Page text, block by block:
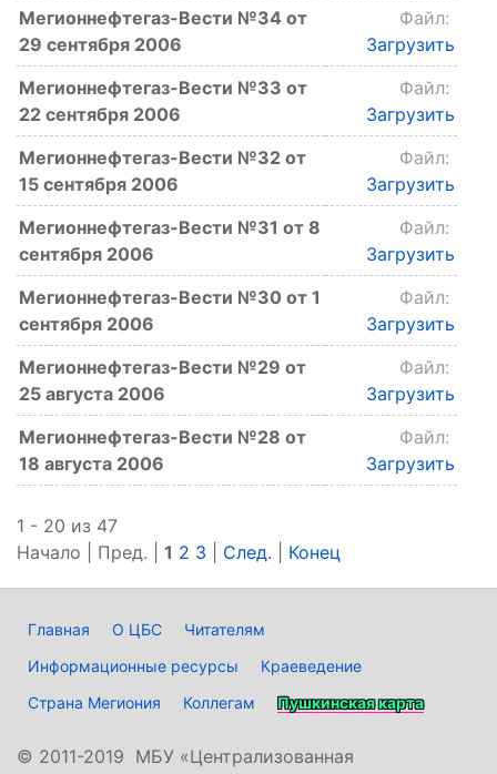
Мегионнефтегаз-Вести №34 от
29 сентября 2006
Файл:
Загрузить
Мегионнефтегаз-Вести №33 от
22 сентября 2006
Файл:
Загрузить
Мегионнефтегаз-Вести №32 от
15 сентября 2006
Файл:
Загрузить
Мегионнефтегаз-Вести №31 от 8
сентября 2006
Файл:
Загрузить
Мегионнефтегаз-Вести №30 от 1
сентября 2006
Файл:
Загрузить
Мегионнефтегаз-Вести №29 от
25 августа 2006
Файл:
Загрузить
Мегионнефтегаз-Вести №28 от
18 августа 2006
Файл:
Загрузить
1 - 20 из 47
Начало | Пред. | 1 2 3 След. Конец
Главная О ЦБС
Читателям
Информационные ресурсы
Краеведение
Страна Мегиония
Коллегам Пушкинская карта
© 2011-2019 МБУ «Централизованная